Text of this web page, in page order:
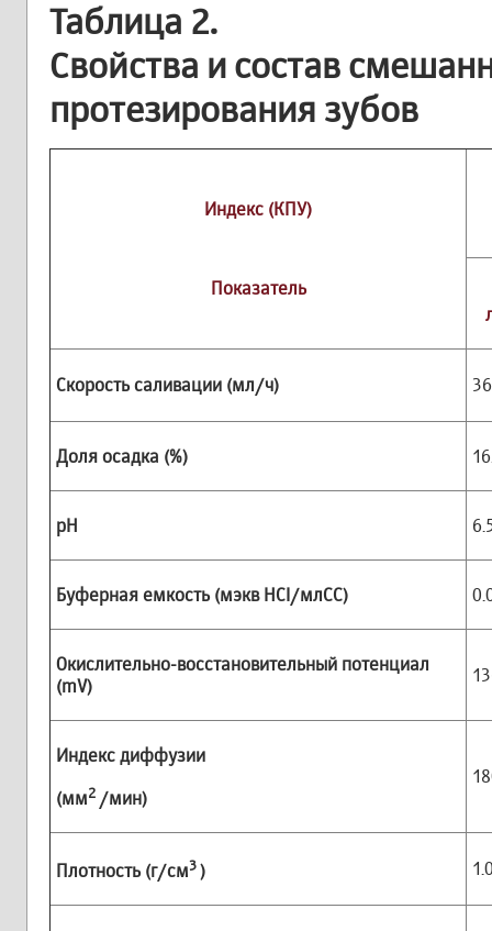
Таблица 2.
Свойства и состав
протезирования зубов
Индекс (КПУ)
Показатель
Скорость саливации (мл/ч)
Доля осадка (%)
рН
Буферная емкость (мэкв HCI/млСС)
Окислительно-восстановительный потенциал
(mV)
Индекс диффузии
(мм2 /мин)
Плотность (г/см3)